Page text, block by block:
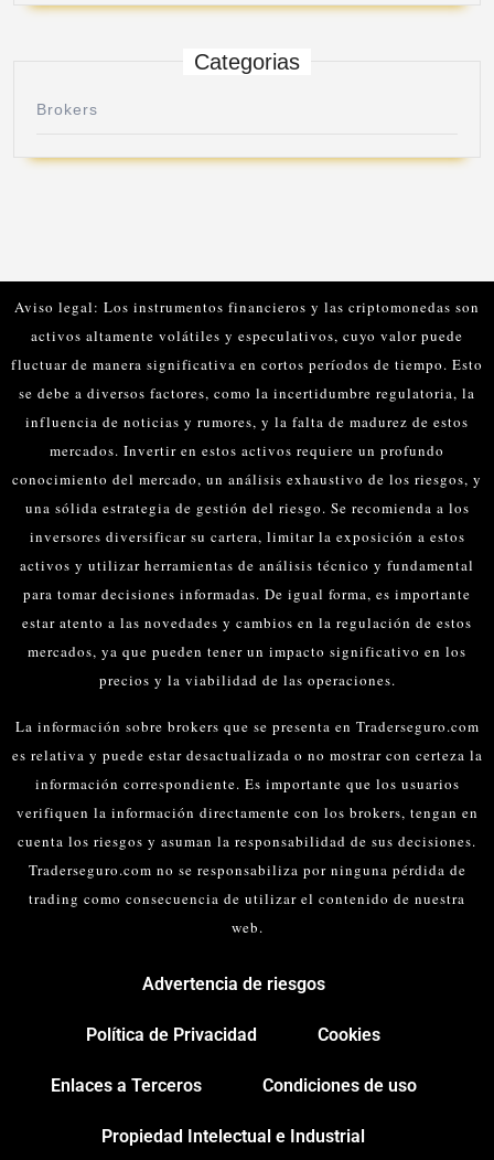
Categorias
Brokers
Aviso legal: Los instrumentos financieros y las criptomonedas son
activos altamente volátiles y especulativos, cuyo valor puede
fluctuar de manera significativa en cortos períodos de tiempo. Esto
se debe a diversos factores, como la incertidumbre regulatoria, la
influencia de noticias y rumores, y la falta de madurez de estos
mercados. Invertir en estos activos requiere un profundo
conocimiento del mercado, un análisis exhaustivo de los riesgos, y
una sólida estrategia de gestión del riesgo. Se recomienda a los
inversores diversificar su cartera, limitar la exposición a estos
activos y utilizar herramientas de análisis técnico y fundamental
para tomar decisiones informadas. De igual forma, es importante
estar atento a las novedades y cambios en la regulación de estos
mercados, ya que pueden tener un impacto significativo en los
precios y la viabilidad de las operaciones.
La información sobre brokers que se presenta en Traderseguro.com
es relativa y puede estar desactualizada o no mostrar con certeza la
información correspondiente. Es importante que los usuarios
verifiquen la información directamente con los brokers, tengan en
cuenta los riesgos y asuman la responsabilidad de sus decisiones.
Traderseguro.com no se responsabiliza por ninguna pérdida de
trading como consecuencia de utilizar el contenido de nuestra
web.
Advertencia de riesgos
Política de Privacidad Cookies
Enlaces a Terceros Condiciones de uso
Propiedad Intelectual e Industrial